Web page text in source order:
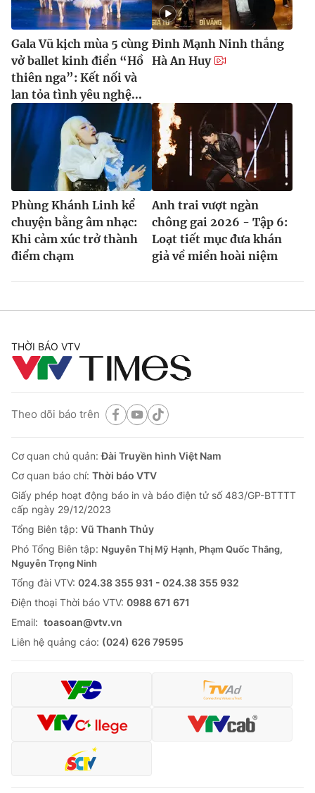
Gala Vũ kịch mùa 5 cùng
vở ballet kinh điển “Hồ
thiên nga”: Kết nối và
lan tỏa tình yêu nghệ...
Đinh Mạnh Ninh thắng
Hà An Huy
Phùng Khánh Linh kể
chuyện bằng âm nhạc:
Khi cảm xúc trở thành
điểm chạm
Anh trai vượt ngàn
chông gai 2026 - Tập 6:
Loạt tiết mục đưa khán
giả về miền hoài niệm
THỜI BÁO VTV
Theo dõi báo trên
Cơ quan chủ quản:Đài Truyền hình Việt Nam
Cơ quan báo chí: Thời báo VTV
Giấy phép hoạt động báo in và báo điện tử số 483/GP-BTTTT
cấp ngày 29/12/2023
Tổng Biên tập: Vũ Thanh Thủy
Phó Tổng Biên tập: Nguyễn Thị Mỹ Hạnh, Phạm Quốc Thắng,
Nguyễn Trọng Ninh
Tổng đài VTV: 024.38 355 931 - 024.38 355 932
Ðiện thoại Thời báo VTV: 0988 671 671
Email: toasoan@vtv.vn
Liên hệ quảng cáo: (024) 626 79595